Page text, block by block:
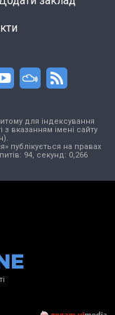
для індексування
з вказанням імені сайту
публікується на правах
94, секунд: 0,266